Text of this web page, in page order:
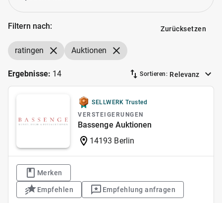
Filtern nach: Zurücksetzen
ratingen Auktionen
Ergebnisse: 14 Sortieren: Relevanz
SELLWERK Trusted
VERSTEIGERUNGEN
Bassenge Auktionen
14193 Berlin
Merken
Empfehlen Empfehlung anfragen